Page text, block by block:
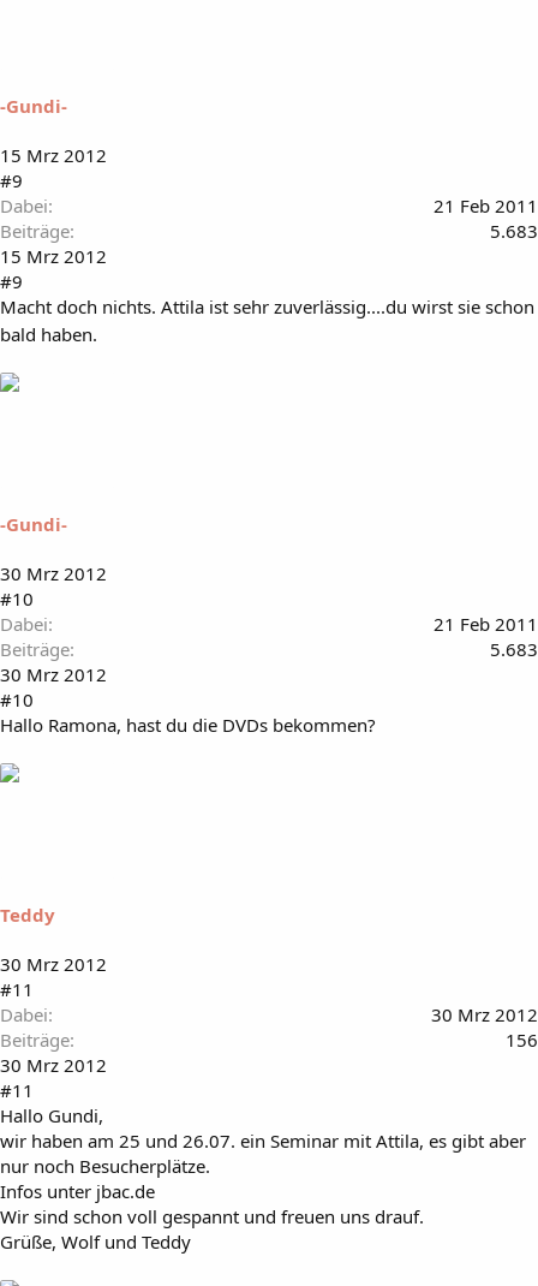
-Gundi-
15 Mrz 2012
#9
Dabei
21 Feb 2011
Beiträge
5.683
15 Mrz 2012
#9
Macht doch nichts. Attila ist sehr zuverlässig....du wirst sie schon
bald haben.
-Gundi-
30 Mrz 2012
#10
Dabei
21 Feb 2011
Beiträge
5.683
30 Mrz 2012
#10
Hallo Ramona, hast du die DVDs bekommen?
Teddy
30 Mrz 2012
#11
Dabei
30 Mrz 2012
Beiträge
156
30 Mrz 2012
#11
Hallo Gundi,
wir haben am 25 und 26.07. ein Seminar mit Attila, es gibt aber
nur noch Besucherplätze.
Infos unter jbac.de
Wir sind schon voll gespannt und freuen uns drauf.
Grüße, Wolf und Teddy